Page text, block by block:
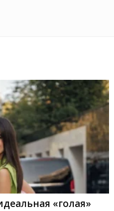
«голая»